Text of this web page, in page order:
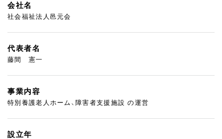
会社名
社会福祉法人邑元会
代表者名
藤間 憲一
事業内容
特別養護老人ホーム、障害者支援施設 の運営
設立年